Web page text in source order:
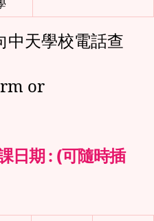
中天學校電話查
or
日期 : (可隨時插